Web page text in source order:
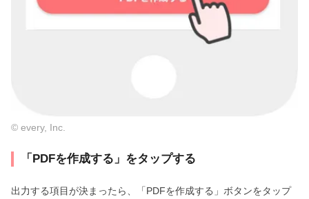
© every, Inc.
「PDFを作成する」をタップする
出力する項目が決まったら、「PDFを作成する」ボタンをタップ